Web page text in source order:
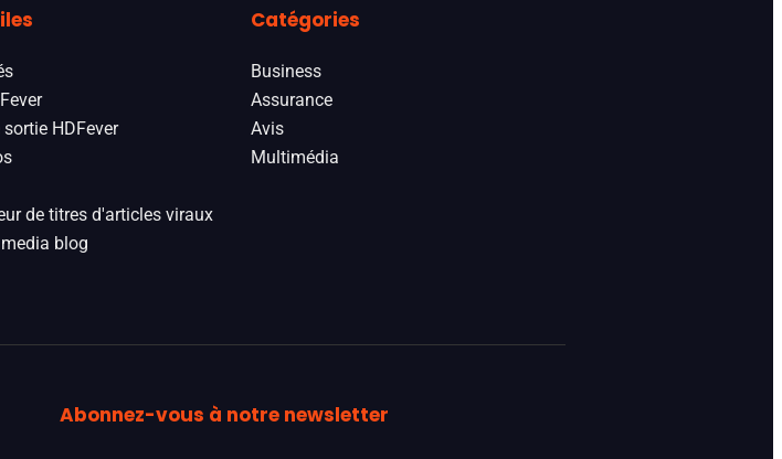
sortie HDFever
de titres d'articles viraux
blog
Catégories
Business
Assurance
Avis
Multimédia
Abonnez-vous à notre newsletter